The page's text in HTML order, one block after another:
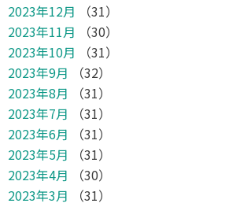
2023年12月
（31）
2023年11月
（30）
2023年10月
（31）
2023年9月
（32）
2023年8月
（31）
2023年7月
（31）
2023年6月
（31）
2023年5月
（31）
2023年4月
（30）
2023年3月
（31）